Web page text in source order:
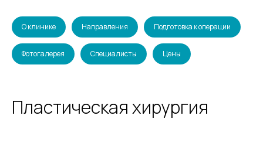
О клинике Направления Подготовка к операции
Фотогалерея Специалисты Цены
Пластическая хирургия